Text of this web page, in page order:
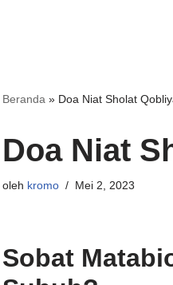
Beranda » Doa Niat Sholat
Doa Niat
oleh kromo Mei 2, 2023
Sobat